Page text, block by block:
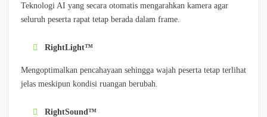
Teknologi AI yang secara otomatis mengarahkan kamera agar
seluruh peserta rapat tetap berada dalam frame.
RightLight™
Mengoptimalkan pencahayaan sehingga wajah peserta tetap terlihat
jelas meskipun kondisi ruangan berubah.
RightSound™